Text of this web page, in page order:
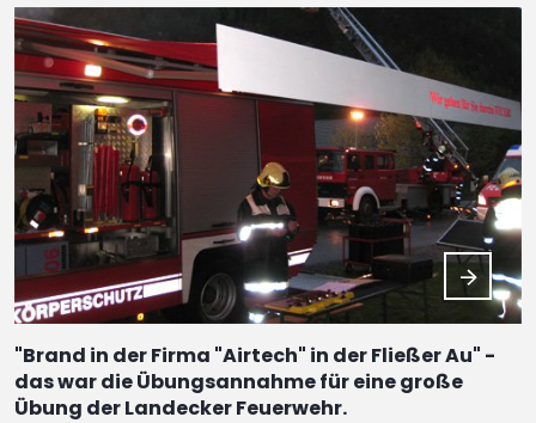
"Brand in der Firma "Airtech" in der Fließer Au" -
das war die Übungsannahme für eine große
Übung der Landecker Feuerwehr.